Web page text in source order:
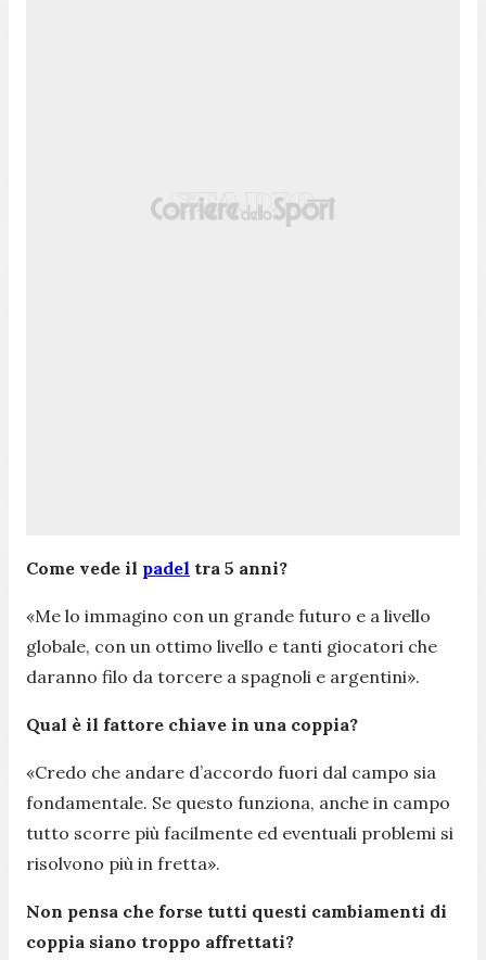
Come vede il padel tra 5 anni?
«Me lo immagino con un grande futuro e a livello
globale, con un ottimo livello e tanti giocatori che
daranno filo da torcere a spagnoli e argentini».
Qual è il fattore chiave in una coppia?
«Credo che andare d’accordo fuori dal campo sia
fondamentale. Se questo funziona, anche in campo
tutto scorre più facilmente ed eventuali problemi si
risolvono più in fretta».
Non pensa che forse tutti questi cambiamenti di
coppia siano troppo affrettati?